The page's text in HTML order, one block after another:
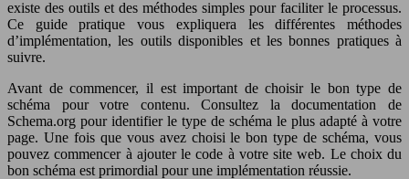
existe des outils et des méthodes simples pour faciliter le processus.
Ce guide pratique vous expliquera les différentes méthodes
d’implémentation, les outils disponibles et les bonnes pratiques à
suivre.
Avant de commencer, il est important de choisir le bon type de
schéma pour votre contenu. Consultez la documentation de
Schema.org pour identifier le type de schéma le plus adapté à votre
page. Une fois que vous avez choisi le bon type de schéma, vous
pouvez commencer à ajouter le code à votre site web. Le choix du
bon schéma est primordial pour une implémentation réussie.